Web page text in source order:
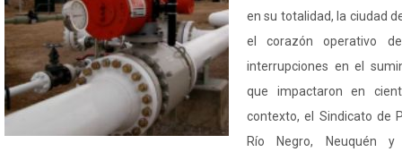
en su totalidad, la ciudad
el corazón operativo
interrupciones en el
que impactaron en
contexto, el Sindicato de
Río Negro, Neuquén